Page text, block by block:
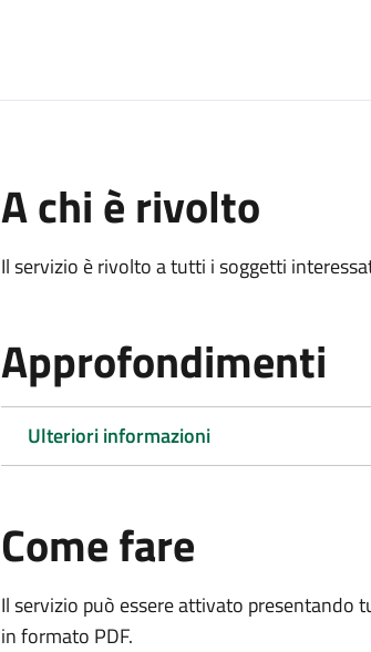
A chi è rivolto
Il servizio è rivolto a tutti i soggetti
Approfondimenti
Ulteriori informazioni
Come fare
Il servizio può essere attivato presentando
in formato PDF.